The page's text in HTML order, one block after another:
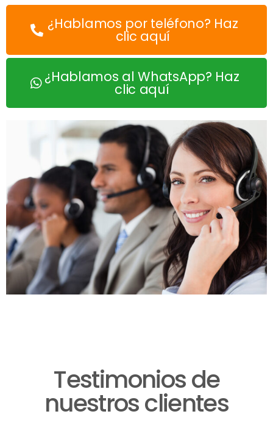
¿Hablamos por teléfono? Haz
clic aquí
¿Hablamos al WhatsApp? Haz
clic aquí
Testimonios de
nuestros clientes